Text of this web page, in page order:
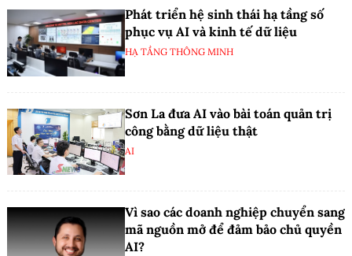
Phát triển hệ sinh thái hạ tầng số
phục vụ AI và kinh tế dữ liệu
HẠ TẦNG THÔNG MINH
Sơn La đưa AI vào bài toán quản trị
công bằng dữ liệu thật
AI
Vì sao các doanh nghiệp chuyển sang
mã nguồn mở để đảm bảo chủ quyền
AI?